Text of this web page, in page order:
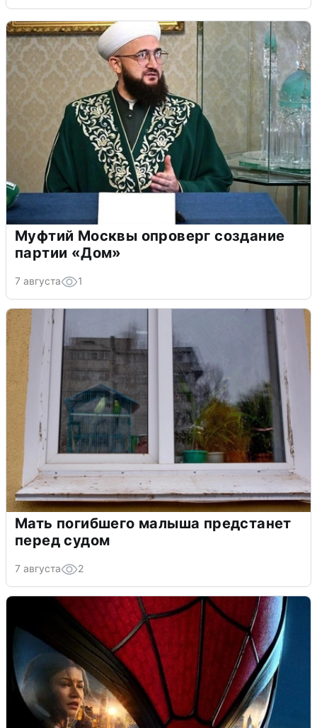
Муфтий Москвы опроверг создание
партии «Дом»
7 августа 1
Мать погибшего малыша предстанет
перед судом
7 августа 2